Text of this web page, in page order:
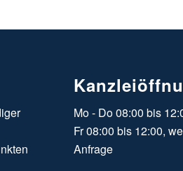
Mo - Do 08:00 bis
Fr 08:00 bis 12:00,
Anfrage